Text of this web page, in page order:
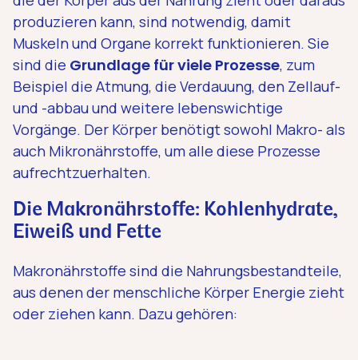
produzieren kann, sind notwendig, damit
Muskeln und Organe korrekt funktionieren. Sie
sind die Grundlage für viele Prozesse, zum
Beispiel die Atmung, die Verdauung, den Zellauf-
und -abbau und weitere lebenswichtige
Vorgänge. Der Körper benötigt sowohl Makro- als
auch Mikronährstoffe, um alle diese Prozesse
aufrechtzuerhalten.
Die Makronährstoffe: Kohlenhydrate,
Eiweiß und Fette
Makronährstoffe sind die Nahrungsbestandteile,
aus denen der menschliche Körper Energie zieht
oder ziehen kann. Dazu gehören: